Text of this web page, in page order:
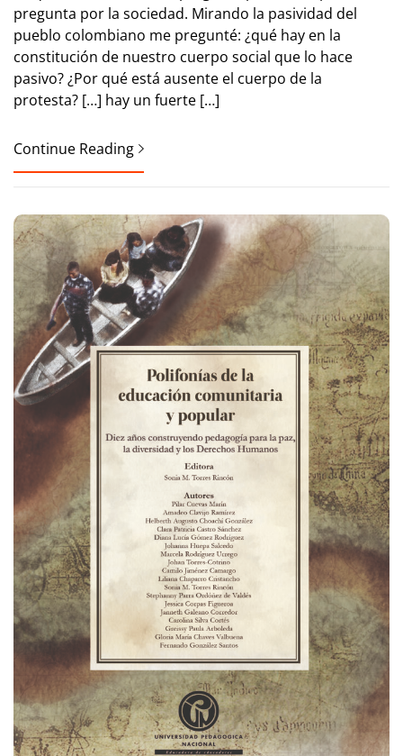
pregunta por la sociedad. Mirando la pasividad del
pueblo colombiano me pregunté: ¿qué hay en la
constitución de nuestro cuerpo social que lo hace
pasivo? ¿Por qué está ausente el cuerpo de la
protesta? […] hay un fuerte […]
Continue Reading